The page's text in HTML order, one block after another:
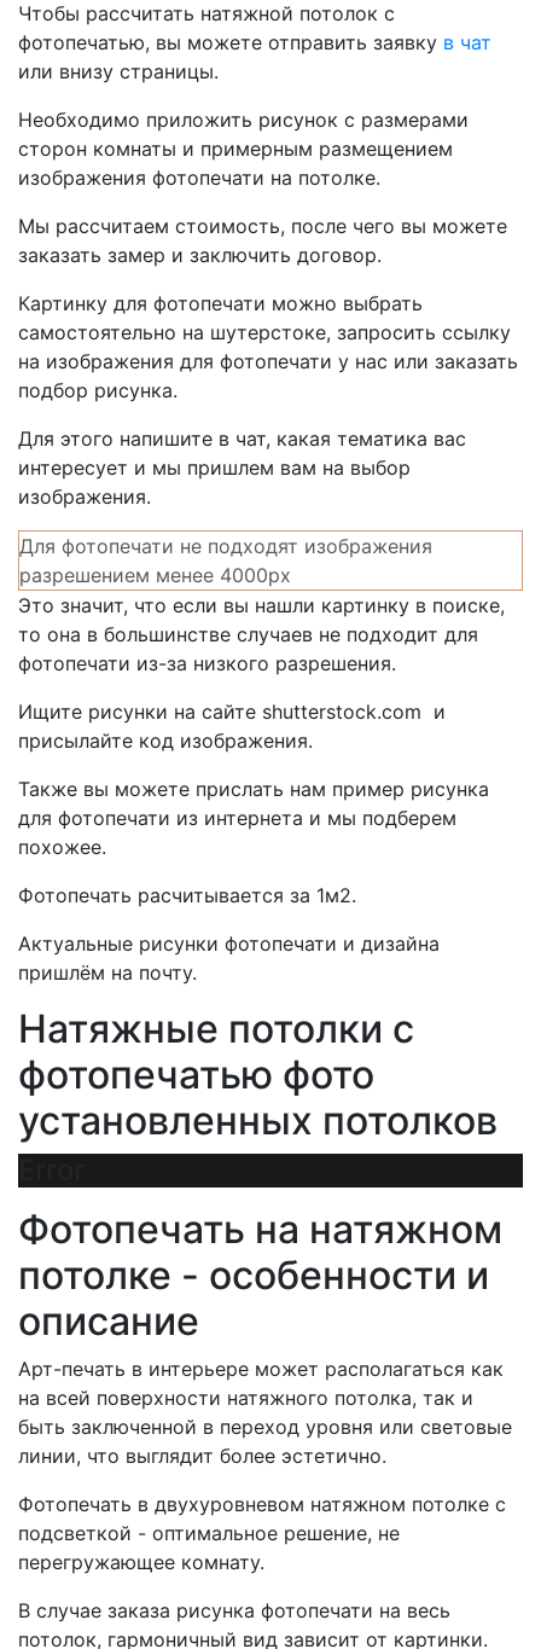
Чтобы рассчитать натяжной потолок с
фотопечатью, вы можете отправить заявку в чат
или внизу страницы.
Необходимо приложить рисунок с размерами
сторон комнаты и примерным размещением
изображения фотопечати на потолке.
Мы рассчитаем стоимость, после чего вы можете
заказать замер и заключить договор.
Картинку для фотопечати можно выбрать
самостоятельно на шутерстоке, запросить ссылку
на изображения для фотопечати у нас или заказать
подбор рисунка.
Для этого напишите в чат, какая тематика вас
интересует и мы пришлем вам на выбор
изображения.
Для фотопечати не подходят изображения
разрешением менее 4000px
Это значит, что если вы нашли картинку в поиске,
то она в большинстве случаев не подходит для
фотопечати из-за низкого разрешения.
Ищите рисунки на сайте shutterstock.com и
присылайте код изображения.
Также вы можете прислать нам пример рисунка
для фотопечати из интернета и мы подберем
похожее.
Фотопечать расчитывается за 1м2.
Актуальные рисунки фотопечати и дизайна
пришлём на почту.
Натяжные потолки с
фотопечатью фото
установленных потолков
Фотопечать на натяжном
потолке - особенности и
описание
Арт-печать в интерьере может располагаться как
на всей поверхности натяжного потолка, так и
быть заключенной в переход уровня или световые
линии, что выглядит более эстетично.
Фотопечать в двухуровневом натяжном потолке с
подсветкой - оптимальное решение, не
перегружающее комнату.
В случае заказа рисунка фотопечати на весь
потолок, гармоничный вид зависит от картинки.